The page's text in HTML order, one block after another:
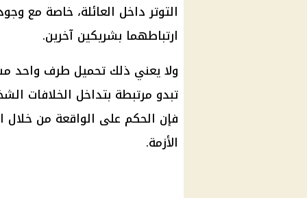
التوتر داخل العائلة، خاصة مع
ارتباطهما بشريكين آخرين.
ولا يعني ذلك تحميل طرف واحد
تبدو مرتبطة بتداخل الخلافات
فإن الحكم على الواقعة من خلال
الأزمة.